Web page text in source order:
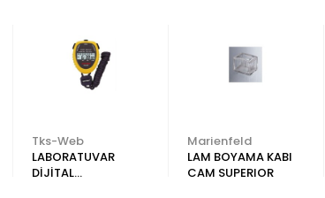
Tks-Web
LABORATUVAR
DİJİTAL
Marienfeld
LAM BOYAMA KABI
CAM SUPERIOR